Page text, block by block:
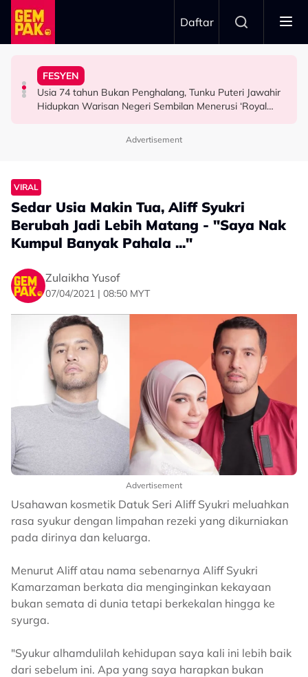
Skip to main content
Daftar
HIBURAN
“Saya Memang Suka Gaya Streetwear…” - Ezaidi Aziz
FESYEN
Usia 74 tahun Bukan Penghalang, Tunku Puteri Jawahir
Hidupkan Warisan Negeri Sembilan Menerusi ‘Royal
BERITA
Tertelan Serpihan Lidi Sate, Wanita Saman Singapore
Airlines
HIBURAN
Permintaan Aneh Jared Leto Di Lokasi, Minta Nelayan
Tangkap Ikan Segar Setiap Hari
Advertisement
VIRAL
Sedar Usia Makin Tua, Aliff Syukri
Berubah Jadi Lebih Matang - "Saya Nak
Kumpul Banyak Pahala ..."
Zulaikha Yusof
07/04/2021 | 08:50 MYT
Advertisement
Usahawan kosmetik Datuk Seri Aliff Syukri meluahkan
rasa syukur dengan limpahan rezeki yang dikurniakan
pada dirinya dan keluarga.
Menurut Aliff atau nama sebenarnya Aliff Syukri
Kamarzaman berkata dia menginginkan kekayaan
bukan semata di dunia tetapi berkekalan hingga ke
syurga.
"Syukur alhamdulilah kehidupan saya kali ini lebih baik
dari sebelum ini. Apa yang saya harapkan bukan